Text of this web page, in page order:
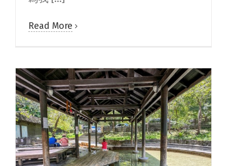
Read More